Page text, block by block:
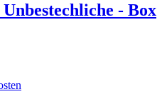
- Box